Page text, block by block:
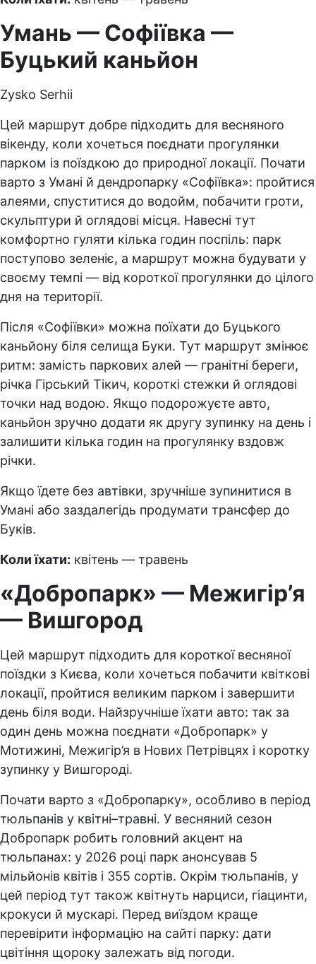
Умань — Софіївка —
Буцький каньйон
Zysko Serhii
Цей маршрут добре підходить для весняного
вікенду, коли хочеться поєднати прогулянки
парком із поїздкою до природної локації. Почати
варто з Умані й дендропарку «Софіївка»: пройтися
алеями, спуститися до водойм, побачити гроти,
скульптури й оглядові місця. Навесні тут
комфортно гуляти кілька годин поспіль: парк
поступово зеленіє, а маршрут можна будувати у
своєму темпі — від короткої прогулянки до цілого
дня на території.
Після «Софіївки» можна поїхати до Буцького
каньйону біля селища Буки. Тут маршрут змінює
ритм: замість паркових алей — гранітні береги,
річка Гірський Тікич, короткі стежки й оглядові
точки над водою. Якщо подорожуєте авто,
каньйон зручно додати як другу зупинку на день і
залишити кілька годин на прогулянку вздовж
річки.
Якщо їдете без автівки, зручніше зупинитися в
Умані або заздалегідь продумати трансфер до
Буків.
Коли їхати: квітень — травень
«Добропарк» — Межигір’я
— Вишгород
Цей маршрут підходить для короткої весняної
поїздки з Києва, коли хочеться побачити квіткові
локації, пройтися великим парком і завершити
день біля води. Найзручніше їхати авто: так за
один день можна поєднати «Добропарк» у
Мотижині, Межигір’я в Нових Петрівцях і коротку
зупинку у Вишгороді.
Почати варто з «Добропарку», особливо в період
тюльпанів у квітні–травні. У весняний сезон
Добропарк робить головний акцент на
тюльпанах: у 2026 році парк анонсував 5
мільйонів квітів і 355 сортів. Окрім тюльпанів, у
цей період тут також квітнуть нарциси, гіацинти,
крокуси й мускарі. Перед виїздом краще
перевірити інформацію на сайті парку: дати
цвітіння щороку залежать від погоди.